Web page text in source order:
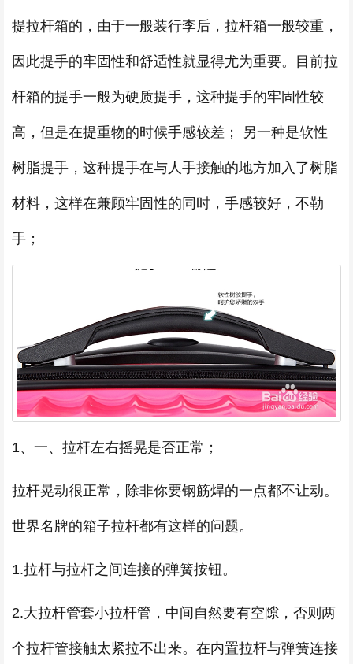
提拉杆箱的，由于一般装行李后，拉杆箱一般较重，
因此提手的牢固性和舒适性就显得尤为重要。目前拉
杆箱的提手一般为硬质提手，这种提手的牢固性较
高，但是在提重物的时候手感较差； 另一种是软性
树脂提手，这种提手在与人手接触的地方加入了树脂
材料，这样在兼顾牢固性的同时，手感较好，不勒
手；
1、一、拉杆左右摇晃是否正常；
拉杆晃动很正常，除非你要钢筋焊的一点都不让动。
世界名牌的箱子拉杆都有这样的问题。
1.拉杆与拉杆之间连接的弹簧按钮。
2.大拉杆管套小拉杆管，中间自然要有空隙，否则两
个拉杆管接触太紧拉不出来。在内置拉杆与弹簧连接